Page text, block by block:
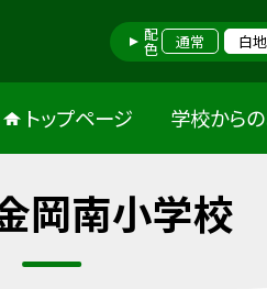
配色 通常 白地
トップページ 学校から
岡南小学校